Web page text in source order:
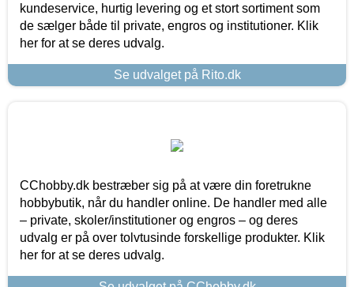
kundeservice, hurtig levering og et stort sortiment som
de sælger både til private, engros og institutioner. Klik
her for at se deres udvalg.
Se udvalget på Rito.dk
CChobby.dk bestræber sig på at være din foretrukne
hobbybutik, når du handler online. De handler med alle
– private, skoler/institutioner og engros – og deres
udvalg er på over tolvtusinde forskellige produkter. Klik
her for at se deres udvalg.